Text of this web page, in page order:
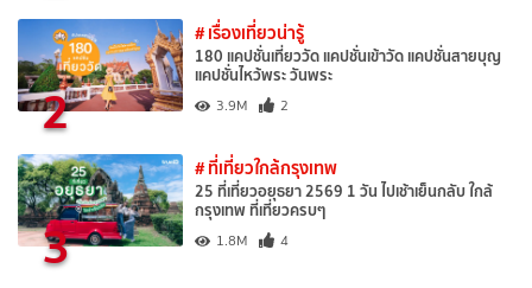
2
# เรื่องเที่ยวน่ารู้
180 แคปชั่นเที่ยววัด แคปชั่นเข้าวัด แคปชั่นสายบุญ
แคปชั่นไหว้พระ วันพระ
3.9M 2
3
# ที่เที่ยวใกล้กรุงเทพ
25 ที่เที่ยวอยุธยา 2569 1 วัน ไปเช้าเย็นกลับ ใกล้
กรุงเทพ ที่เที่ยวครบๆ
1.8M 4